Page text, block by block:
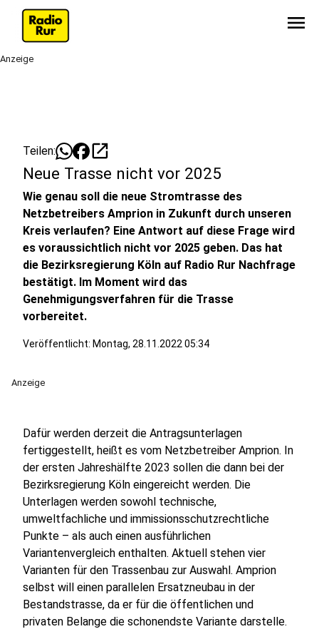
menu
Anzeige
Teilen: open_in_new
Neue Trasse nicht vor 2025
Wie genau soll die neue Stromtrasse des
Netzbetreibers Amprion in Zukunft durch unseren
Kreis verlaufen? Eine Antwort auf diese Frage wird
es voraussichtlich nicht vor 2025 geben. Das hat
die Bezirksregierung Köln auf Radio Rur Nachfrage
bestätigt. Im Moment wird das
Genehmigungsverfahren für die Trasse
vorbereitet.
Veröffentlicht: Montag, 28.11.2022 05:34
Anzeige
Dafür werden derzeit die Antragsunterlagen
fertiggestellt, heißt es vom Netzbetreiber Amprion. In
der ersten Jahreshälfte 2023 sollen die dann bei der
Bezirksregierung Köln eingereicht werden. Die
Unterlagen werden sowohl technische,
umweltfachliche und immissionsschutzrechtliche
Punkte – als auch einen ausführlichen
Variantenvergleich enthalten. Aktuell stehen vier
Varianten für den Trassenbau zur Auswahl. Amprion
selbst will einen parallelen Ersatzneubau in der
Bestandstrasse, da er für die öffentlichen und
privaten Belange die schonendste Variante darstelle.